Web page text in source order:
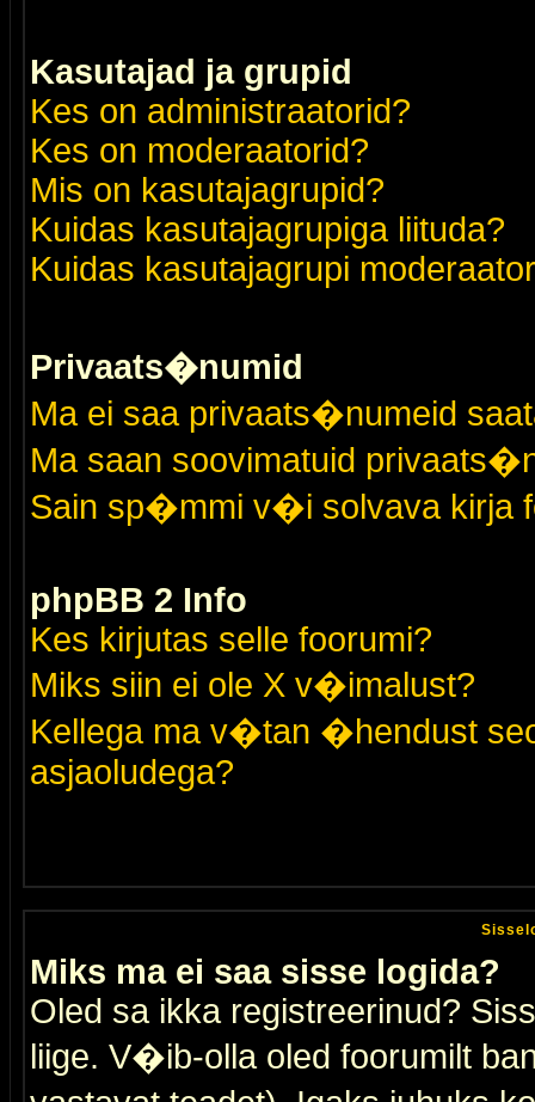
Kasutajad ja grupid
Kes on administraatorid?
Kes on moderaatorid?
Mis on kasutajagrupid?
Kuidas kasutajagrupiga liituda?
Kuidas kasutajagrupi
Privaats�numid
Ma ei saa privaats�numeid
Ma saan soovimatuid
Sain sp�mmi v�i solvava kirja
phpBB 2 Info
Kes kirjutas selle foorumi?
Miks siin ei ole X v�imalust?
Kellega ma v�tan �hendust
asjaoludega?
Miks ma ei saa sisse logida?
Oled sa ikka registreerinud?
liige. V�ib-olla oled foorumilt